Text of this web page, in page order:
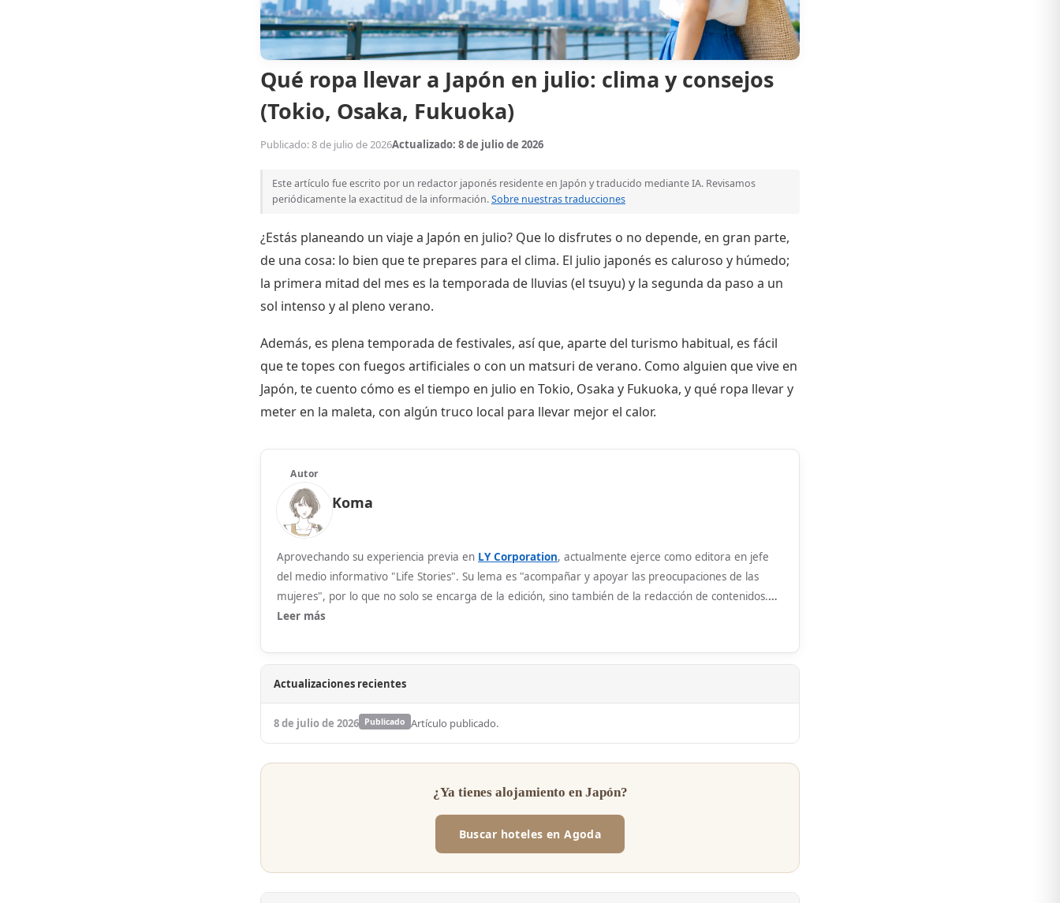
Qué ropa llevar a Japón en julio: clima y consejos
(Tokio, Osaka, Fukuoka)
Publicado: 8 de julio de 2026Actualizado: 8 de julio de 2026
Este artículo fue escrito por un redactor japonés residente en Japón y traducido mediante IA. Revisamos
periódicamente la exactitud de la información.Sobre nuestras traducciones
¿Estás planeando un viaje a Japón en julio? Que lo disfrutes o no depende, en gran parte,
de una cosa: lo bien que te prepares para el clima. El julio japonés es caluroso y húmedo;
la primera mitad del mes es la temporada de lluvias (el tsuyu) y la segunda da paso a un
sol intenso y al pleno verano.
Además, es plena temporada de festivales, así que, aparte del turismo habitual, es fácil
que te topes con fuegos artificiales o con un matsuri de verano. Como alguien que vive en
Japón, te cuento cómo es el tiempo en julio en Tokio, Osaka y Fukuoka, y qué ropa llevar y
meter en la maleta, con algún truco local para llevar mejor el calor.
Autor
Koma
Aprovechando su experiencia previa en LY Corporation, actualmente ejerce como editora en jefe
del medio informativo "Life Stories". Su lema es "acompañar y apoyar las preocupaciones de las
mujeres", por lo que no solo se encarga de la edición, sino también de la redacción de contenidos.…
Leer más
Actualizaciones recientes
8 de julio de 2026 Publicado Artículo publicado.
¿Ya tienes alojamiento en Japón?
Buscar hoteles en Agoda